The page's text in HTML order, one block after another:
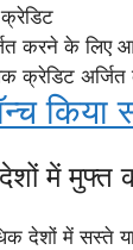
करने के लिए
क्रेडिट अर्जित
किया
में मुफ्त
देशों में सस्ते या